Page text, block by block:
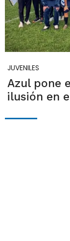
JUVENILES
Azul pone
ilusión en